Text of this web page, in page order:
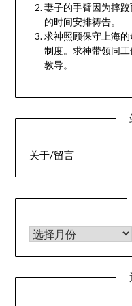
妻子的手臂因为摔
的时间安排祷告。
求神照顾保守上海
制度。求神带领同
教导。
关于/留言
归档